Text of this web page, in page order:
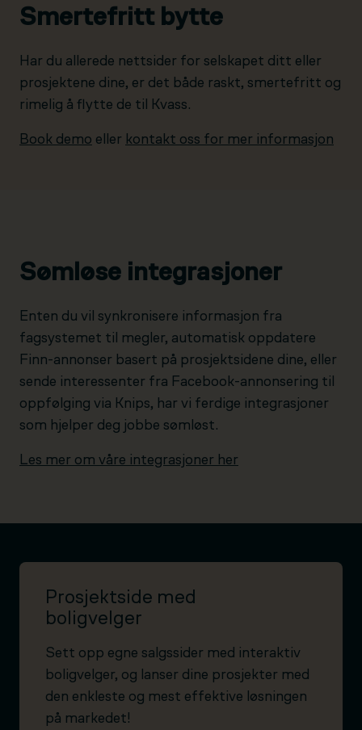
Smertefritt bytte
Har du allerede nettsider for selskapet ditt eller
prosjektene dine, er det både raskt, smertefritt og
rimelig å flytte de til Kvass.
Book demo eller kontakt oss for mer informasjon
Sømløse integrasjoner
Enten du vil synkronisere informasjon fra
fagsystemet til megler, automatisk oppdatere
Finn-annonser basert på prosjektsidene dine, eller
sende interessenter fra Facebook-annonsering til
oppfølging via Knips, har vi ferdige integrasjoner
som hjelper deg jobbe sømløst.
Les mer om våre integrasjoner her
Prosjektside med
boligvelger
Sett opp egne salgssider med interaktiv
boligvelger, og lanser dine prosjekter med
den enkleste og mest effektive løsningen
på markedet!